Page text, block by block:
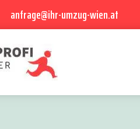
anfrage@ihr-umzug-wien.at